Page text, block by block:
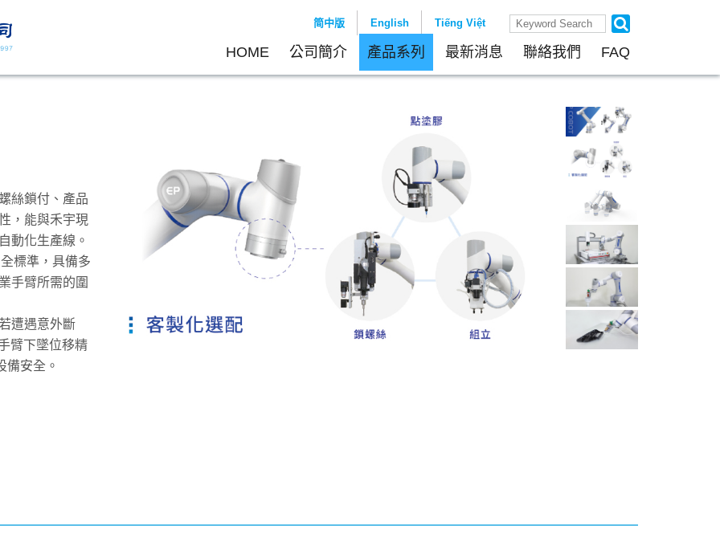
简中版 English Tiếng Việt
HOME 公司簡介 產品系列 最新消息 聯絡我們 FAQ
絲鎖付、產品
，能與禾宇現
動化生產線。
標準，具備多
手臂所需的圍
遭遇意外斷
臂下墜位移精
備安全。